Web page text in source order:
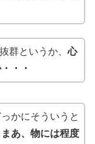
群というか、心
・・
かにそういうと
あ、物には程度